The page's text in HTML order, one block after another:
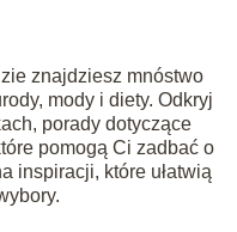
znajdziesz mnóstwo
mody i diety. Odkryj
porady dotyczące
pomogą Ci zadbać o
inspiracji, które ułatwią